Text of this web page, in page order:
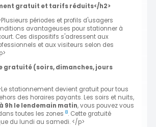
gratuit et tarifs réduits</h2>
périodes et profils d'usagers
avantageuses pour stationner à
Ces dispositifs s'adressent aux
et aux visiteurs selon des
gratuité (soirs, dimanches, jours
stationnement devient gratuit pour tous
des horaires payants. Les soirs et nuits,
9h le lendemain matin, vous pouvez vous
toutes les zones 8. Cette gratuité
du lundi au samedi. </p>